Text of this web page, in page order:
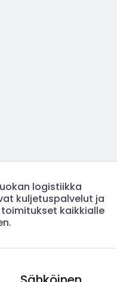
logistiikka
kuljetuspalvelut ja
kaikkialle